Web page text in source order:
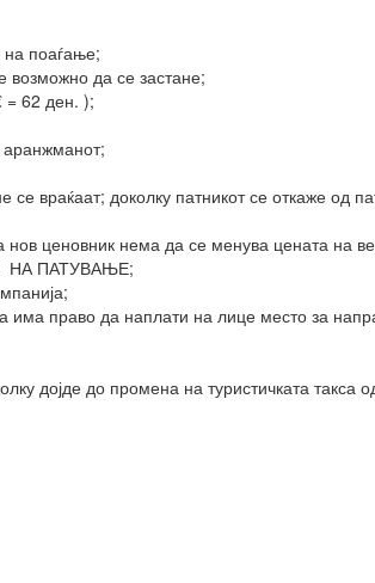
поаѓање;
возможно да се застане;
= 62 ден. );
аранжманот;
враќаат; доколку патникот се откаже од
ценовник нема да се менува цената на
НА ПАТУВАЊЕ;
има право да наплати на лице место за
дојде до промена на туристичката такса